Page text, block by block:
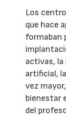
Los
que hace
formaban
activas,
artificial,
vez
bienestar
del